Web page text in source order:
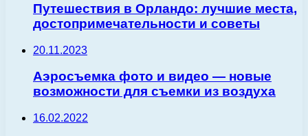
Путешествия в Орландо: лучшие места,
достопримечательности и советы
20.11.2023
Аэросъемка фото и видео — новые
возможности для съемки из воздуха
16.02.2022